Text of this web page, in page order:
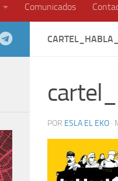
Comunicados
POR ESLA EL EKO ·